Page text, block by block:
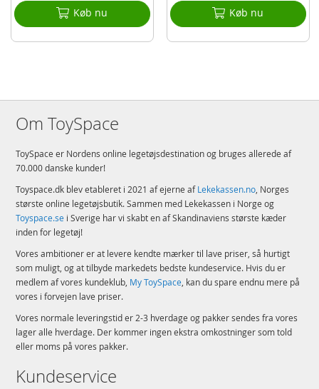
Køb nu Køb nu
Om ToySpace
ToySpace er Nordens online legetøjsdestination og bruges allerede af
70.000 danske kunder!
Toyspace.dk blev etableret i 2021 af ejerne afLekekassen.no, Norges
største online legetøjsbutik. Sammen med Lekekassen i Norge og
Toyspace.se i Sverige har vi skabt en af Skandinaviens største kæder
inden for legetøj!
Vores ambitioner er at levere kendte mærker til lave priser, så hurtigt
som muligt, og at tilbyde markedets bedste kundeservice. Hvis du er
medlem af vores kundeklub, My ToySpace, kan du spare endnu mere på
vores i forvejen lave priser.
Vores normale leveringstid er 2-3 hverdage og pakker sendes fra vores
lager alle hverdage. Der kommer ingen ekstra omkostninger som told
eller moms på vores pakker.
Kundeservice